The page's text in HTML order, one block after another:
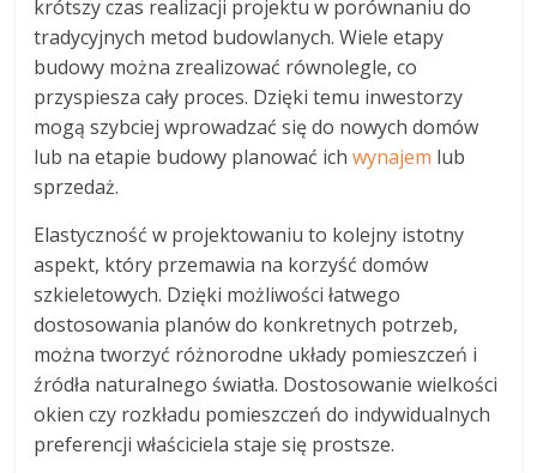
krótszy czas realizacji projektu w porównaniu do
tradycyjnych metod budowlanych. Wiele etapy
budowy można zrealizować równolegle, co
przyspiesza cały proces. Dzięki temu inwestorzy
mogą szybciej wprowadzać się do nowych domów
lub na etapie budowy planować ichwynajem lub
sprzedaż.
Elastyczność w projektowaniu to kolejny istotny
aspekt, który przemawia na korzyść domów
szkieletowych. Dzięki możliwości łatwego
dostosowania planów do konkretnych potrzeb,
można tworzyć różnorodne układy pomieszczeń i
źródła naturalnego światła. Dostosowanie wielkości
okien czy rozkładu pomieszczeń do indywidualnych
preferencji właściciela staje się prostsze.